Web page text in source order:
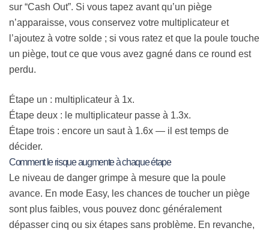
sur “Cash Out”. Si vous tapez avant qu’un piège
n’apparaisse, vous conservez votre multiplicateur et
l’ajoutez à votre solde ; si vous ratez et que la poule touche
un piège, tout ce que vous avez gagné dans ce round est
perdu.
Étape un : multiplicateur à 1x.
Étape deux : le multiplicateur passe à 1.3x.
Étape trois : encore un saut à 1.6x — il est temps de
décider.
Comment le risque augmente à chaque étape
Le niveau de danger grimpe à mesure que la poule
avance. En mode Easy, les chances de toucher un piège
sont plus faibles, vous pouvez donc généralement
dépasser cinq ou six étapes sans problème. En revanche,